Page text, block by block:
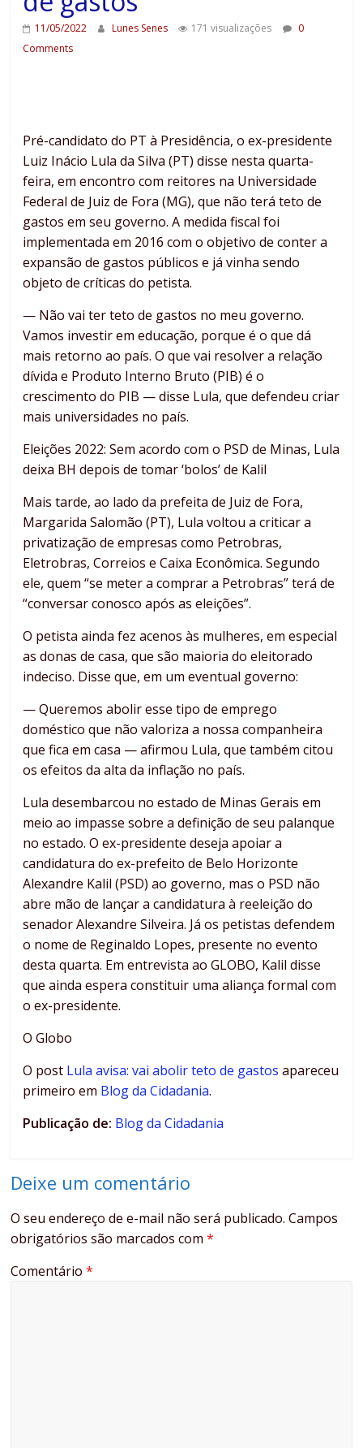
11/05/2022 Lunes Senes 171 visualizações
0
Comments
Pré-candidato do PT à Presidência, o ex-presidente
Luiz Inácio Lula da Silva (PT) disse nesta quarta-
feira, em encontro com reitores na Universidade
Federal de Juiz de Fora (MG), que não terá teto de
gastos em seu governo. A medida fiscal foi
implementada em 2016 com o objetivo de conter a
expansão de gastos públicos e já vinha sendo
objeto de críticas do petista.
— Não vai ter teto de gastos no meu governo.
Vamos investir em educação, porque é o que dá
mais retorno ao país. O que vai resolver a relação
dívida e Produto Interno Bruto (PIB) é o
crescimento do PIB — disse Lula, que defendeu criar
mais universidades no país.
Eleições 2022: Sem acordo com o PSD de Minas, Lula
deixa BH depois de tomar ‘bolos’ de Kalil
Mais tarde, ao lado da prefeita de Juiz de Fora,
Margarida Salomão (PT), Lula voltou a criticar a
privatização de empresas como Petrobras,
Eletrobras, Correios e Caixa Econômica. Segundo
ele, quem “se meter a comprar a Petrobras” terá de
“conversar conosco após as eleições”.
O petista ainda fez acenos às mulheres, em especial
as donas de casa, que são maioria do eleitorado
indeciso. Disse que, em um eventual governo:
— Queremos abolir esse tipo de emprego
doméstico que não valoriza a nossa companheira
que fica em casa — afirmou Lula, que também citou
os efeitos da alta da inflação no país.
Lula desembarcou no estado de Minas Gerais em
meio ao impasse sobre a definição de seu palanque
no estado. O ex-presidente deseja apoiar a
candidatura do ex-prefeito de Belo Horizonte
Alexandre Kalil (PSD) ao governo, mas o PSD não
abre mão de lançar a candidatura à reeleição do
senador Alexandre Silveira. Já os petistas defendem
o nome de Reginaldo Lopes, presente no evento
desta quarta. Em entrevista ao GLOBO, Kalil disse
que ainda espera constituir uma aliança formal com
o ex-presidente.
O Globo
O post Lula avisa: vai abolir teto de gastos apareceu
primeiro em Blog da Cidadania.
Publicação de: Blog da Cidadania
Deixe um comentário
O seu endereço de e-mail não será publicado. Campos
obrigatórios são marcados com*
Comentário*